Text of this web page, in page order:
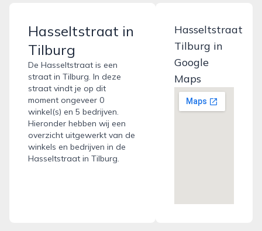
Hasseltstraat in
Tilburg
De Hasseltstraat is een
straat in Tilburg. In deze
straat vindt je op dit
moment ongeveer 0
winkel(s) en 5 bedrijven.
Hieronder hebben wij een
overzicht uitgewerkt van de
winkels en bedrijven in de
Hasseltstraat in Tilburg.
Hasseltstraat
Tilburg in
Google
Maps